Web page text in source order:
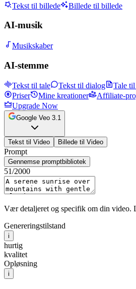
Tekst til billede Billede til billede
AI-musik
Musikskaber
AI-stemme
Tekst til tale Tekst til dialog
Tale
Priser
Mine kreationer Affiliate-
Upgrade Now
Google Veo 3.1
Tekst til Video Billede til Video
Prompt
Gennemse promptbibliotek
51/2000
Vær detaljeret og specifik om din video.
Genereringstilstand
i
hurtig
kvalitet
Opløsning
i